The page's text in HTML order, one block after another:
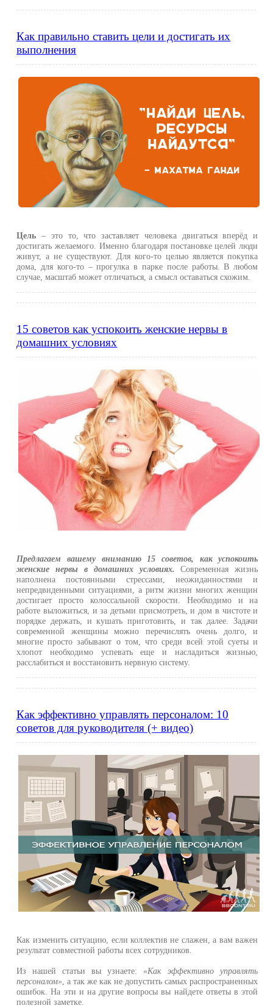
Как правильно ставить цели и достигать их
выполнения
Цель – это то, что заставляет человека двигаться вперёд и
достигать желаемого. Именно благодаря постановке целей люди
живут, а не существуют. Для кого-то целью является покупка
дома, для кого-то – прогулка в парке после работы. В любом
случае, масштаб может отличаться, а смысл оставаться схожим.
15 советов как успокоить женские нервы в
домашних условиях
Предлагаем вашему вниманию 15 советов, как успокоить
женские нервы в домашних условиях. Современная жизнь
наполнена постоянными стрессами, неожиданностями и
непредвиденными ситуациями, а ритм жизни многих женщин
достигает просто колоссальной скорости. Необходимо и на
работе выложиться, и за детьми присмотреть, и дом в чистоте и
порядке держать, и кушать приготовить, и так далее. Задачи
современной женщины можно перечислять очень долго, и
многие просто забывают о том, что среди всей этой суеты и
хлопот необходимо успевать еще и насладиться жизнью,
расслабиться и восстановить нервную систему.
Как эффективно управлять персоналом: 10
советов для руководителя (+ видео)
Как изменить ситуацию, если коллектив не слажен, а вам важен
результат совместной работы всех сотрудников.
Из нашей статьи вы узнаете: «Как эффективно управлять
персоналом», а так же как не допустить самых распространенных
ошибок. На эти и на другие вопросы вы найдете ответы в этой
полезной заметке.